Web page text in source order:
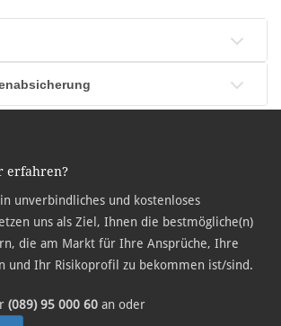
erfahren?
unverbindliches und kostenloses
uns als Ziel, Ihnen die bestmögliche(n)
die am Markt für Ihre Ansprüche, Ihre
und Ihr Risikoprofil zu bekommen ist/sind.
(089) 95 000 60 an oder